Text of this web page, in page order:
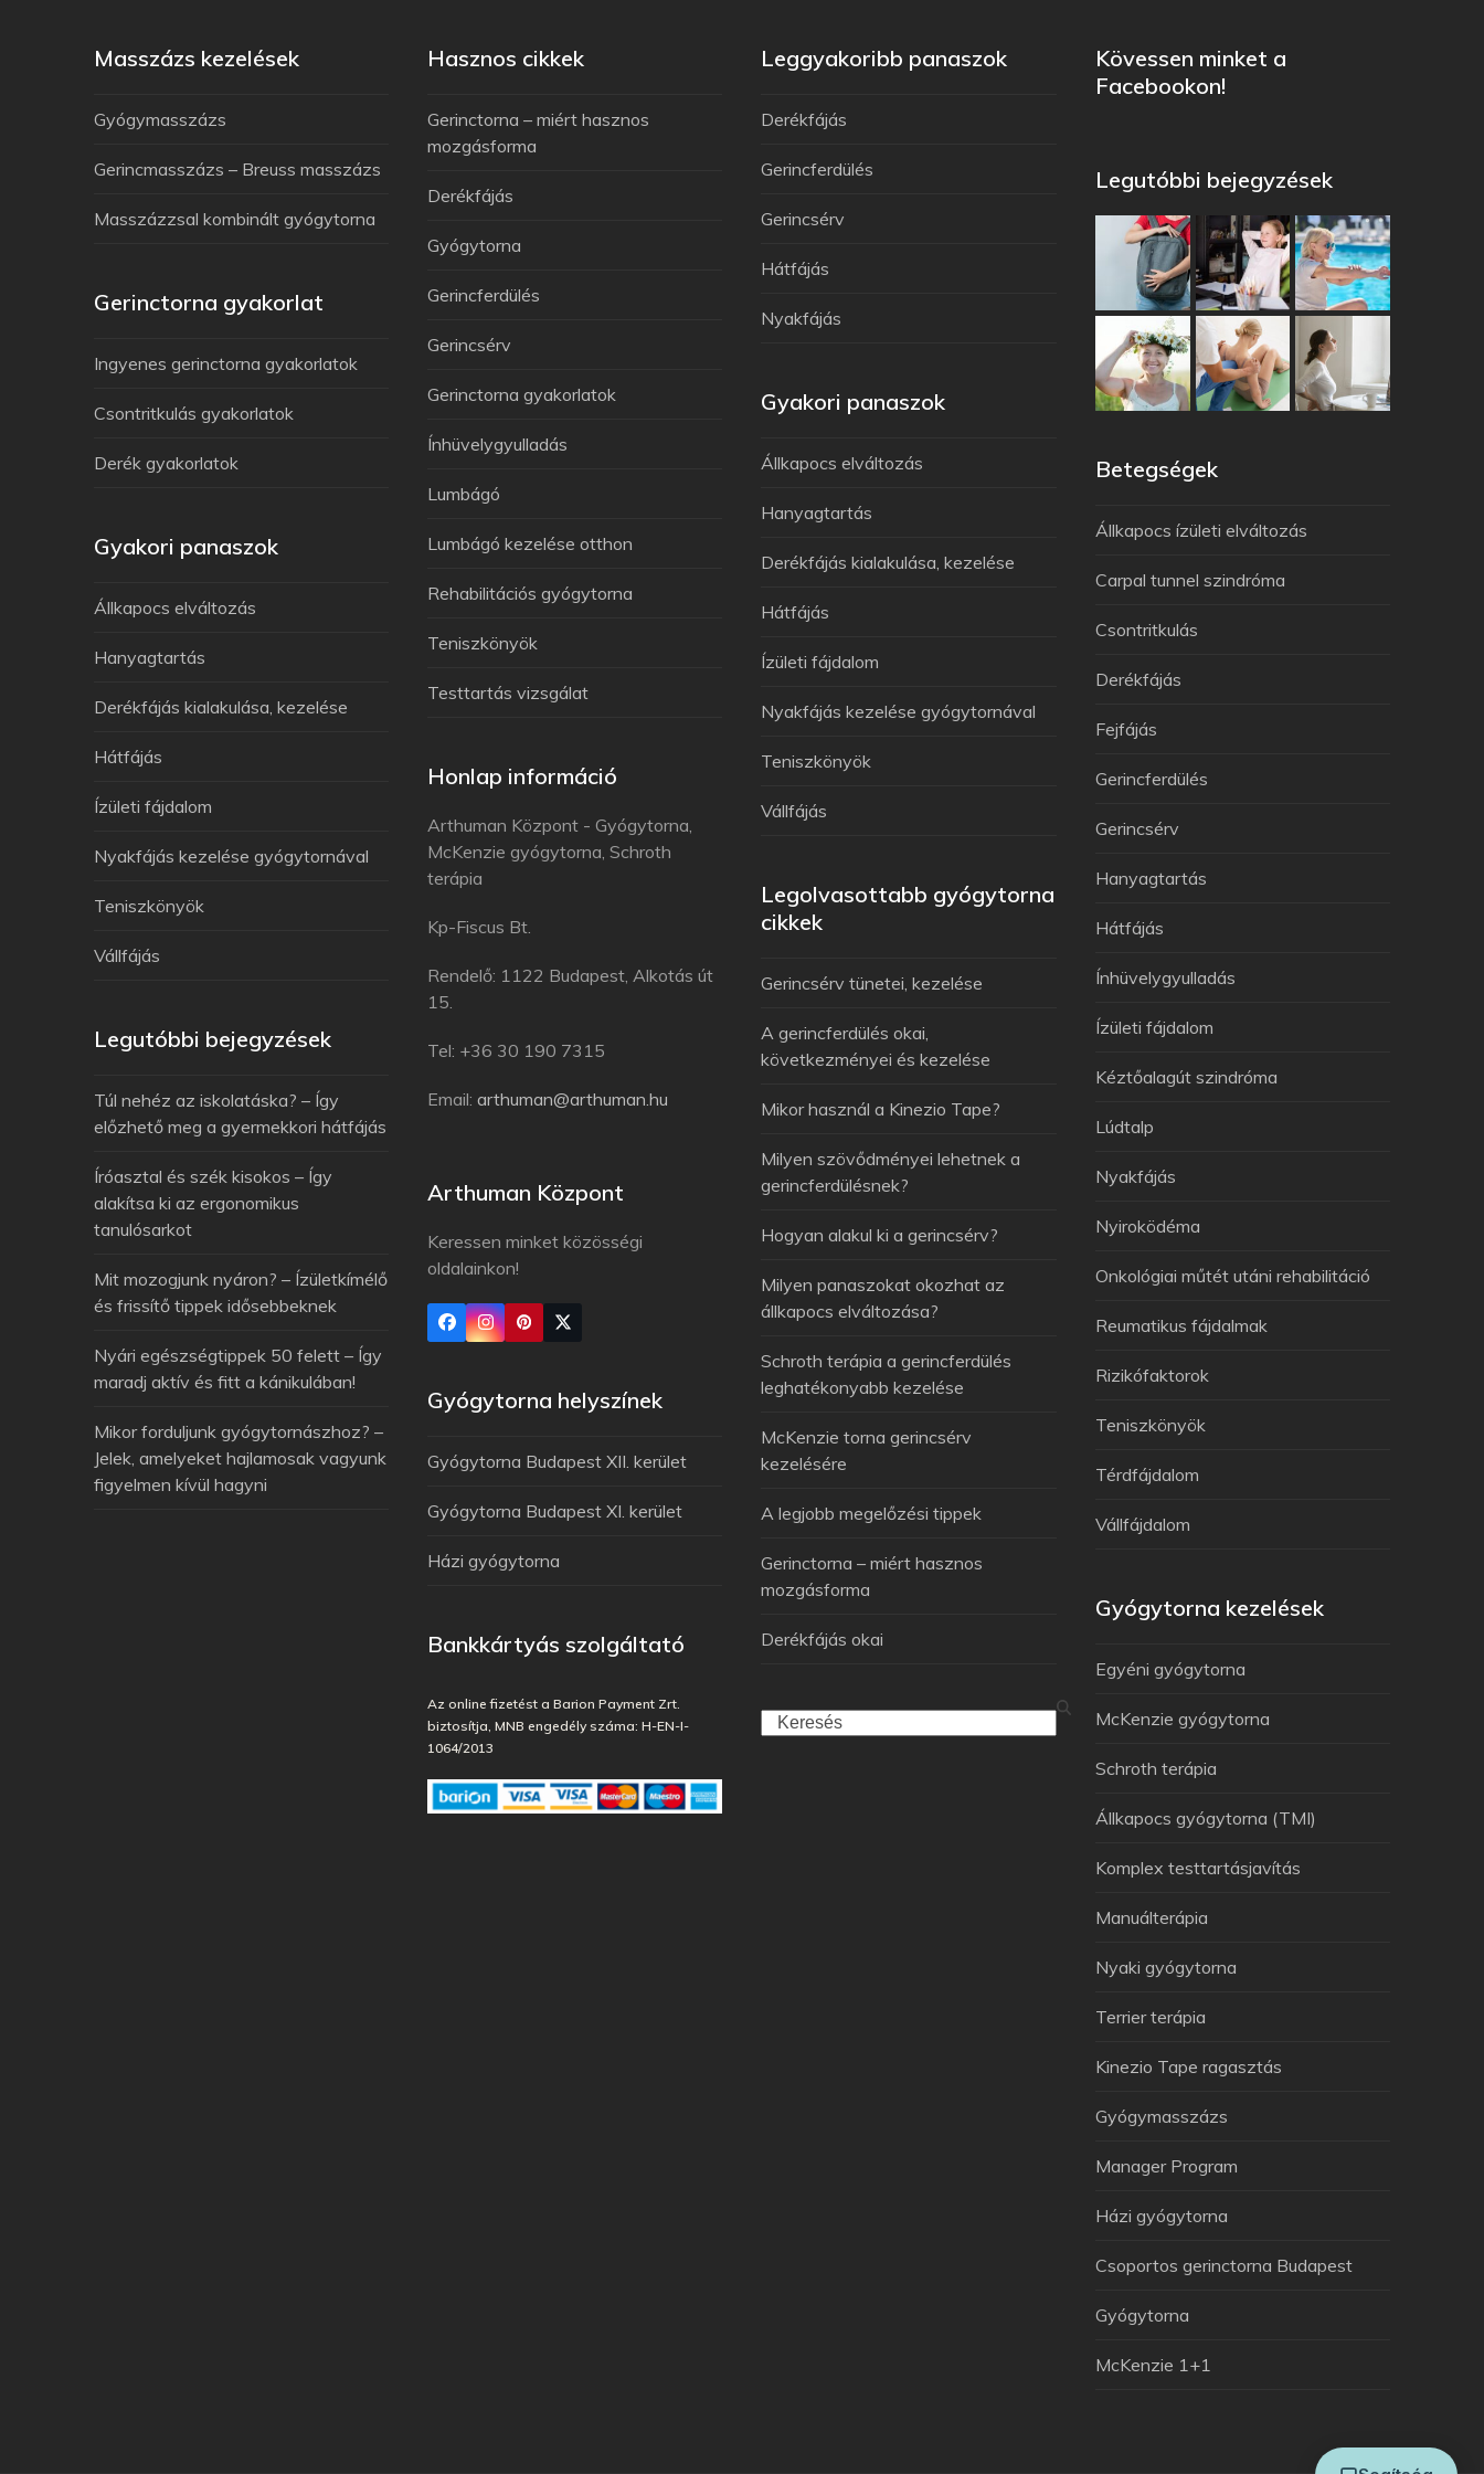
Masszázs kezelések
Gyógymasszázs
Gerincmasszázs – Breuss masszázs
Masszázzsal kombinált gyógytorna
Gerinctorna gyakorlat
Ingyenes gerinctorna gyakorlatok
Csontritkulás gyakorlatok
Derék gyakorlatok
Gyakori panaszok
Állkapocs elváltozás
Hanyagtartás
Derékfájás kialakulása, kezelése
Hátfájás
Ízületi fájdalom
Nyakfájás kezelése gyógytornával
Teniszkönyök
Vállfájás
Legutóbbi bejegyzések
Túl nehéz az iskolatáska? – Így
előzhető meg a gyermekkori hátfájás
Íróasztal és szék kisokos – Így
alakítsa ki az ergonomikus
tanulósarkot
Mit mozogjunk nyáron? – Ízületkímélő
és frissítő tippek idősebbeknek
Nyári egészségtippek 50 felett – Így
maradj aktív és fitt a kánikulában!
Mikor forduljunk gyógytornászhoz? –
Jelek, amelyeket hajlamosak vagyunk
figyelmen kívül hagyni
Hasznos cikkek
Gerinctorna – miért hasznos
mozgásforma
Derékfájás
Gyógytorna
Gerincferdülés
Gerincsérv
Gerinctorna gyakorlatok
Ínhüvelygyulladás
Lumbágó
Lumbágó kezelése otthon
Rehabilitációs gyógytorna
Teniszkönyök
Testtartás vizsgálat
Honlap információ
Arthuman Központ - Gyógytorna,
McKenzie gyógytorna, Schroth
terápia
Kp-Fiscus Bt.
Rendelő: 1122 Budapest, Alkotás út
15.
Tel: +36 30 190 7315
Email:arthuman@arthuman.hu
Arthuman Központ
Keressen minket közösségi
oldalainkon!
Gyógytorna helyszínek
Gyógytorna Budapest XII. kerület
Gyógytorna Budapest XI. kerület
Házi gyógytorna
Bankkártyás szolgáltató
Az online fizetést a Barion Payment Zrt.
biztosítja, MNB engedély száma: H-EN-I-
1064/2013
Leggyakoribb panaszok
Derékfájás
Gerincferdülés
Gerincsérv
Hátfájás
Nyakfájás
Gyakori panaszok
Állkapocs elváltozás
Hanyagtartás
Derékfájás kialakulása, kezelése
Hátfájás
Ízületi fájdalom
Nyakfájás kezelése gyógytornával
Teniszkönyök
Vállfájás
Legolvasottabb gyógytorna
cikkek
Gerincsérv tünetei, kezelése
A gerincferdülés okai,
következményei és kezelése
Mikor használ a Kinezio Tape?
Milyen szövődményei lehetnek a
gerincferdülésnek?
Hogyan alakul ki a gerincsérv?
Milyen panaszokat okozhat az
állkapocs elváltozása?
Schroth terápia a gerincferdülés
leghatékonyabb kezelése
McKenzie torna gerincsérv
kezelésére
A legjobb megelőzési tippek
Gerinctorna – miért hasznos
mozgásforma
Derékfájás okai
Kövessen minket a
Facebookon!
Legutóbbi bejegyzések
Betegségek
Állkapocs ízületi elváltozás
Carpal tunnel szindróma
Csontritkulás
Derékfájás
Fejfájás
Gerincferdülés
Gerincsérv
Hanyagtartás
Hátfájás
Ínhüvelygyulladás
Ízületi fájdalom
Kéztőalagút szindróma
Lúdtalp
Nyakfájás
Nyiroködéma
Onkológiai műtét utáni rehabilitáció
Reumatikus fájdalmak
Rizikófaktorok
Teniszkönyök
Térdfájdalom
Vállfájdalom
Gyógytorna kezelések
Egyéni gyógytorna
McKenzie gyógytorna
Schroth terápia
Állkapocs gyógytorna (TMI)
Komplex testtartásjavítás
Manuálterápia
Nyaki gyógytorna
Terrier terápia
Kinezio Tape ragasztás
Gyógymasszázs
Manager Program
Házi gyógytorna
Csoportos gerinctorna Budapest
Gyógytorna
McKenzie 1+1
Általában azonnal válaszolok